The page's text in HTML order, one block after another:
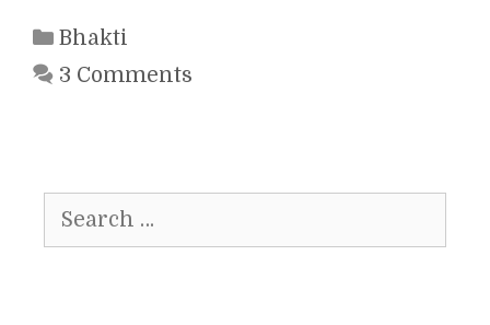
Categories
Bhakti
3 Comments
for: